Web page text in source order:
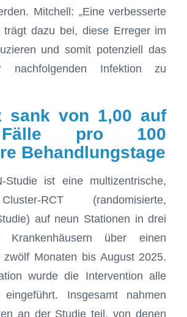
Mitchell: „Eine verbesserte
trägt dazu bei, diese Erreger im
und somit potenziell das
nachfolgenden Infektion zu
sank von 1,00 auf
pro 100
Behandlungstage
Studie ist eine multizentrische,
RCT (randomisierte,
auf neun Stationen in drei
Krankenhäusern über einen
zwölf Monaten bis August 2025.
wurde die Intervention alle
Insgesamt nahmen
an der Studie teil, von denen